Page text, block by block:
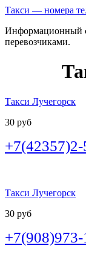
Такси — номера
Информационный
перевозчиками.
Такси Лучегорск
30 руб
Такси Лучегорск
30 руб